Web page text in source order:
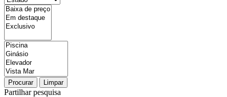
Procurar Limpar
Partilhar pesquisa